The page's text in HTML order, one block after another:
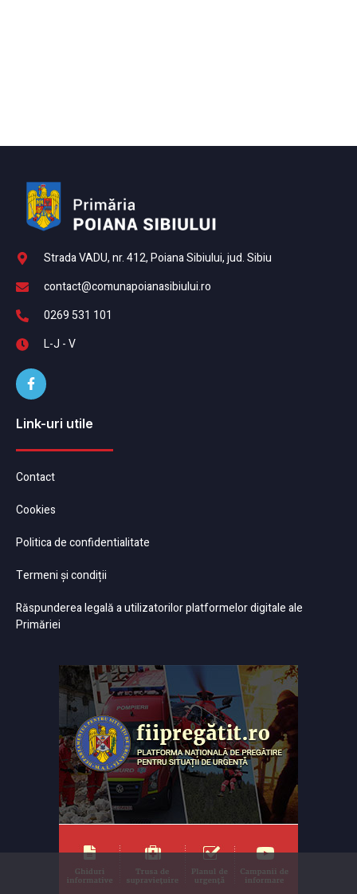
Strada VADU, nr. 412, Poiana Sibiului, jud. Sibiu
contact@comunapoianasibiului.ro
0269 531 101
L-J - V
Link-uri utile
Contact
Cookies
Politica de confidentialitate
Termeni și condiții
Răspunderea legală a utilizatorilor platformelor digitale ale
Primăriei